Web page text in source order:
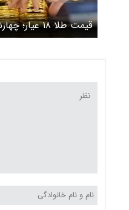
اردیبهشت